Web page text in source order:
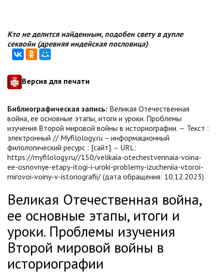
Кто не делится найденным, подобен свету в дупле
секвойи (древняя индейская пословица)
Версия для печати
Библиографическая запись: Великая Отечественная
война, ее основные этапы, итоги и уроки. Проблемы
изучения Второй мировой войны в историографии. — Текст :
электронный // Myfilology.ru – информационный
филологический ресурс : [сайт]. – URL:
https://myfilology.ru//150/velikaia-otechestvennaia-voina-
ee-osnovnye-etapy-itogi-i-uroki-problemy-izucheniia-vtoroi-
mirovoi-voiny-v-istoriografii/ (дата обращения: 10.12.2023)
Великая Отечественная война,
ее основные этапы, итоги и
уроки. Проблемы изучения
Второй мировой войны в
историографии